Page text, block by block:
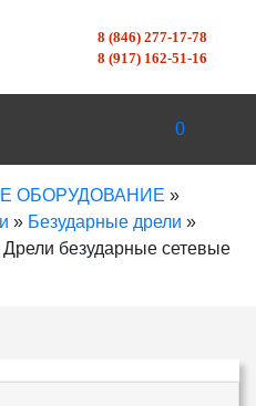
8 (846) 277-17-78
8 (917) 162-51-16
0
ОБОРУДОВАНИЕ »
» Безударные дрели »
Дрели безударные сетевые